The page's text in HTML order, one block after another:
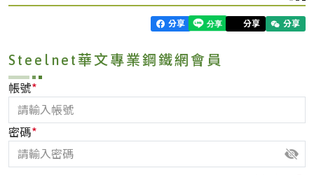
分享 分享 分享
Steelnet華文專業鋼鐵網會員
帳號*
密碼*